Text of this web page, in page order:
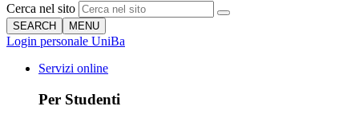
Cerca nel sito
SEARCH MENU
Login personale UniBa
Servizi online
Per Studenti